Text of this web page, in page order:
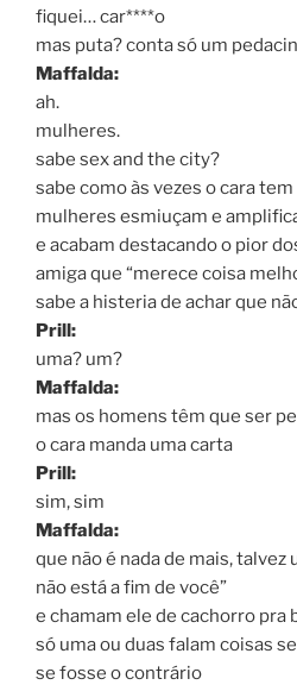
fiquei… car****o
mas puta? conta só um
Maffalda:
ah.
mulheres.
sabe sex and the city?
sabe como às vezes o cara
mulheres esmiuçam e
e acabam destacando o pior
amiga que “merece coisa
sabe a histeria de achar que
Prill:
uma? um?
Maffalda:
mas os homens têm que ser
o cara manda uma carta
Prill:
sim, sim
Maffalda:
que não é nada de mais, talvez
não está a fim de você”
e chamam ele de cachorro pra
só uma ou duas falam coisas
se fosse o contrário